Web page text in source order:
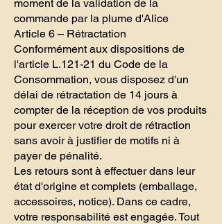
moment de la validation de la
commande par la plume d'Alice
Article 6 – Rétractation
Conformément aux dispositions de
l'article L.121-21 du Code de la
Consommation, vous disposez d'un
délai de rétractation de 14 jours à
compter de la réception de vos produits
pour exercer votre droit de rétraction
sans avoir à justifier de motifs ni à
payer de pénalité.
Les retours sont à effectuer dans leur
état d'origine et complets (emballage,
accessoires, notice). Dans ce cadre,
votre responsabilité est engagée. Tout